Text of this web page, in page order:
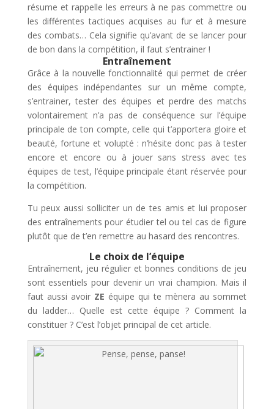
résume et rappelle les erreurs à ne pas commettre ou
les différentes tactiques acquises au fur et à mesure
des combats… Cela signifie qu’avant de se lancer pour
de bon dans la compétition, il faut s’entrainer !
Entraînement
Grâce à la nouvelle fonctionnalité qui permet de créer
des équipes indépendantes sur un même compte,
s’entrainer, tester des équipes et perdre des matchs
volontairement n’a pas de conséquence sur l’équipe
principale de ton compte, celle qui t’apportera gloire et
beauté, fortune et volupté : n’hésite donc pas à tester
encore et encore ou à jouer sans stress avec tes
équipes de test, l’équipe principale étant réservée pour
la compétition.
Tu peux aussi solliciter un de tes amis et lui proposer
des entraînements pour étudier tel ou tel cas de figure
plutôt que de t’en remettre au hasard des rencontres.
Le choix de l’équipe
Entraînement, jeu régulier et bonnes conditions de jeu
sont essentiels pour devenir un vrai champion. Mais il
faut aussi avoir ZE équipe qui te mènera au sommet
du ladder… Quelle est cette équipe ? Comment la
constituer ? C’est l’objet principal de cet article.